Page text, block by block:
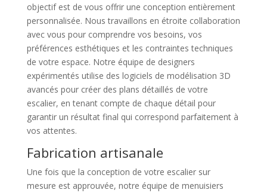
objectif est de vous offrir une conception entièrement
personnalisée. Nous travaillons en étroite collaboration
avec vous pour comprendre vos besoins, vos
préférences esthétiques et les contraintes techniques
de votre espace. Notre équipe de designers
expérimentés utilise des logiciels de modélisation 3D
avancés pour créer des plans détaillés de votre
escalier, en tenant compte de chaque détail pour
garantir un résultat final qui correspond parfaitement à
vos attentes.
Fabrication artisanale
Une fois que la conception de votre escalier sur
mesure est approuvée, notre équipe de menuisiers